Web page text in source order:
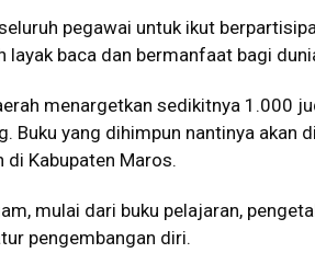
pegawai untuk ikut
layak baca dan bermanfaat bagi
menargetkan sedikitnya 1.000
Buku yang dihimpun nantinya akan
Kabupaten Maros.
mulai dari buku pelajaran,
pengembangan diri.